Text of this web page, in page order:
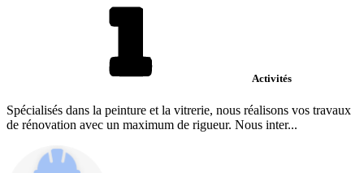
Activités
Spécialisés dans la peinture et la vitrerie, nous réalisons vos travaux
de rénovation avec un maximum de rigueur. Nous inter...